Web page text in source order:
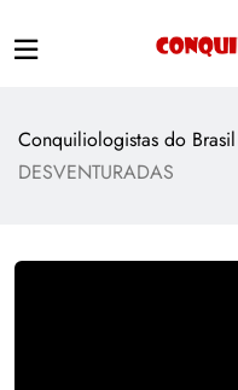
Conquiliologistas do Brasil
DESVENTURADAS